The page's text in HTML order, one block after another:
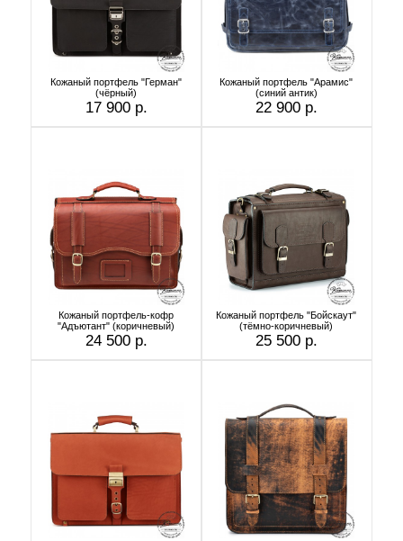
Кожаный портфель "Герман"
(чёрный)
17 900 р.
Кожаный портфель "Арамис"
(синий антик)
22 900 р.
Кожаный портфель-кофр
"Адъютант" (коричневый)
24 500 р.
Кожаный портфель "Бойскаут"
(тёмно-коричневый)
25 500 р.